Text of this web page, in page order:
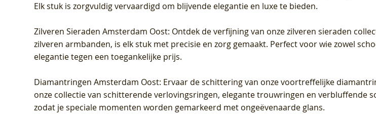
Elk stuk is zorgvuldig vervaardigd om blijvende elegantie en luxe te bieden.
Zilveren Sieraden Amsterdam Oost: Ontdek de verfijning van onze zilveren sieraden
zilveren armbanden, is elk stuk met precisie en zorg gemaakt. Perfect voor wie zowel
elegantie tegen een toegankelijke prijs.
Diamantringen Amsterdam Oost: Ervaar de schittering van onze voortreffelijke
onze collectie van schitterende verlovingsringen, elegante trouwringen en verbluffende
zodat je speciale momenten worden gemarkeerd met ongeëvenaarde glans.